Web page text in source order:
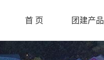
首 页 团建产品